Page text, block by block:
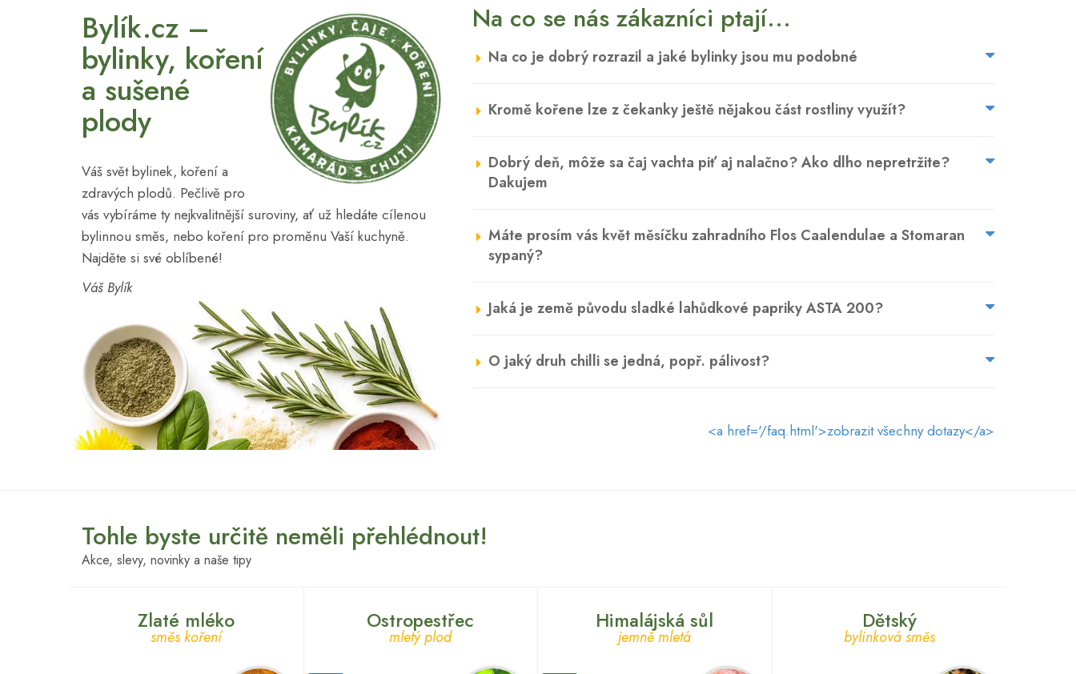
Bylík.cz –
bylinky, koření
a sušené
plody
Váš svět bylinek, koření a
zdravých plodů. Pečlivě pro
vás vybíráme ty nejkvalitnější suroviny, ať už hledáte cílenou
bylinnou směs, nebo koření pro proměnu Vaší kuchyně.
Najděte si své oblíbené!
Váš Bylík
Na co se nás zákazníci ptají...
Na co je dobrý rozrazil a jaké bylinky jsou mu podobné
Kromě kořene lze z čekanky ještě nějakou část rostliny využít?
Dobrý deň, môže sa čaj vachta piť aj nalačno? Ako dlho nepretržite?
Dakujem
Máte prosím vás květ měsíčku zahradního Flos Caalendulae a Stomaran
sypaný?
Jaká je země původu sladké lahůdkové papriky ASTA 200?
O jaký druh chilli se jedná, popř. pálivost?
<a href='/faq.html'>zobrazit všechny dotazy</a>
Tohle byste určitě neměli přehlédnout!
Akce, slevy, novinky a naše tipy
Zlaté mléko
směs koření
Ostropestřec
mletý plod
Himalájská sůl
jemně mletá
Dětský
bylinková směs